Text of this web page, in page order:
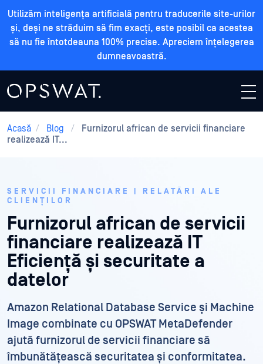
Utilizăm inteligența artificială pentru traducerile site-urilor
și, deși ne străduim să fim exacți, este posibil ca acestea
să nu fie întotdeauna 100% precise. Apreciem înțelegerea
dumneavoastră.
Acasă / Blog /
Furnizorul african de servicii financiare
realizează IT...
SERVICII FINANCIARE | RELATĂRI ALE
CLIENȚILOR
Furnizorul african de servicii
financiare realizează IT
Eficiență și securitate a
datelor
Amazon Relational Database Service și Machine
Image combinate cu OPSWAT MetaDefender
ajută furnizorul de servicii financiare să
îmbunătățească securitatea și conformitatea.